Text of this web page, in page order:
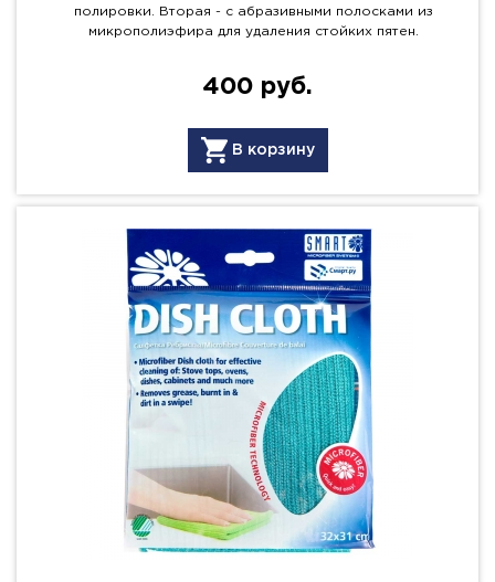
полировки. Вторая - с абразивными полосками из
микрополиэфира для удаления стойких пятен.
400 руб.
В корзину